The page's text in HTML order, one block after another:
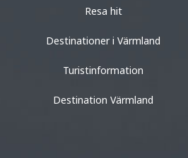
Resa hit
Destinationer i Värmland
Turistinformation
Destination Värmland